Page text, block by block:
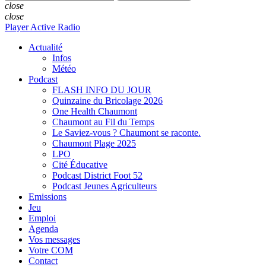
close
close
Player Active Radio
Actualité
Infos
Météo
Podcast
FLASH INFO DU JOUR
Quinzaine du Bricolage 2026
One Health Chaumont
Chaumont au Fil du Temps
Le Saviez-vous ? Chaumont se raconte.
Chaumont Plage 2025
LPO
Cité Éducative
Podcast District Foot 52
Podcast Jeunes Agriculteurs
Emissions
Jeu
Emploi
Agenda
Vos messages
Votre COM
Contact